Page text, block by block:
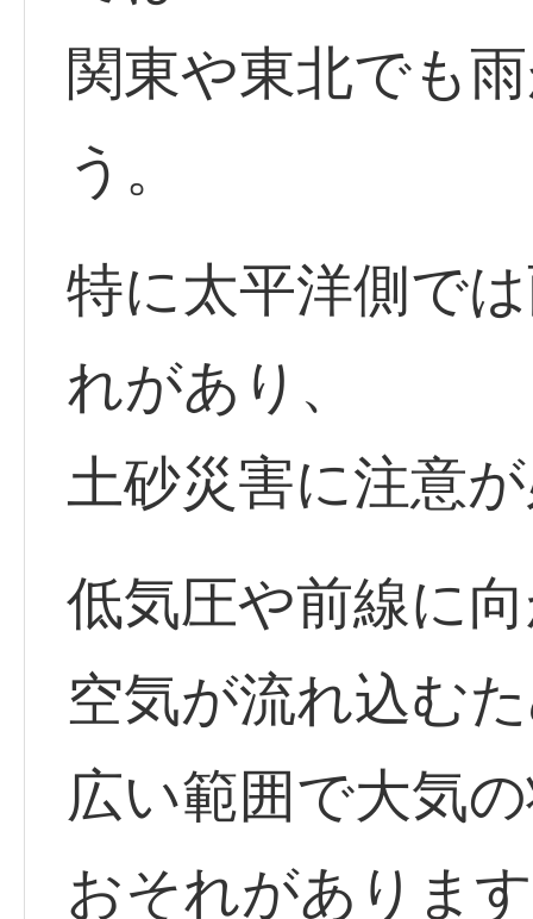
関東や東北でも
う。
特に太平洋側で
れがあり、
土砂災害に注意
低気圧や前線に
空気が流れ込む
広い範囲で大気
おそれがありま